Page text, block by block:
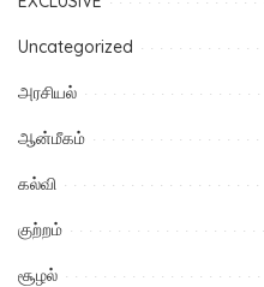
Uncategorized
அரசியல்
ஆன்மீகம்
கல்வி
குற்றம்
சூழல்